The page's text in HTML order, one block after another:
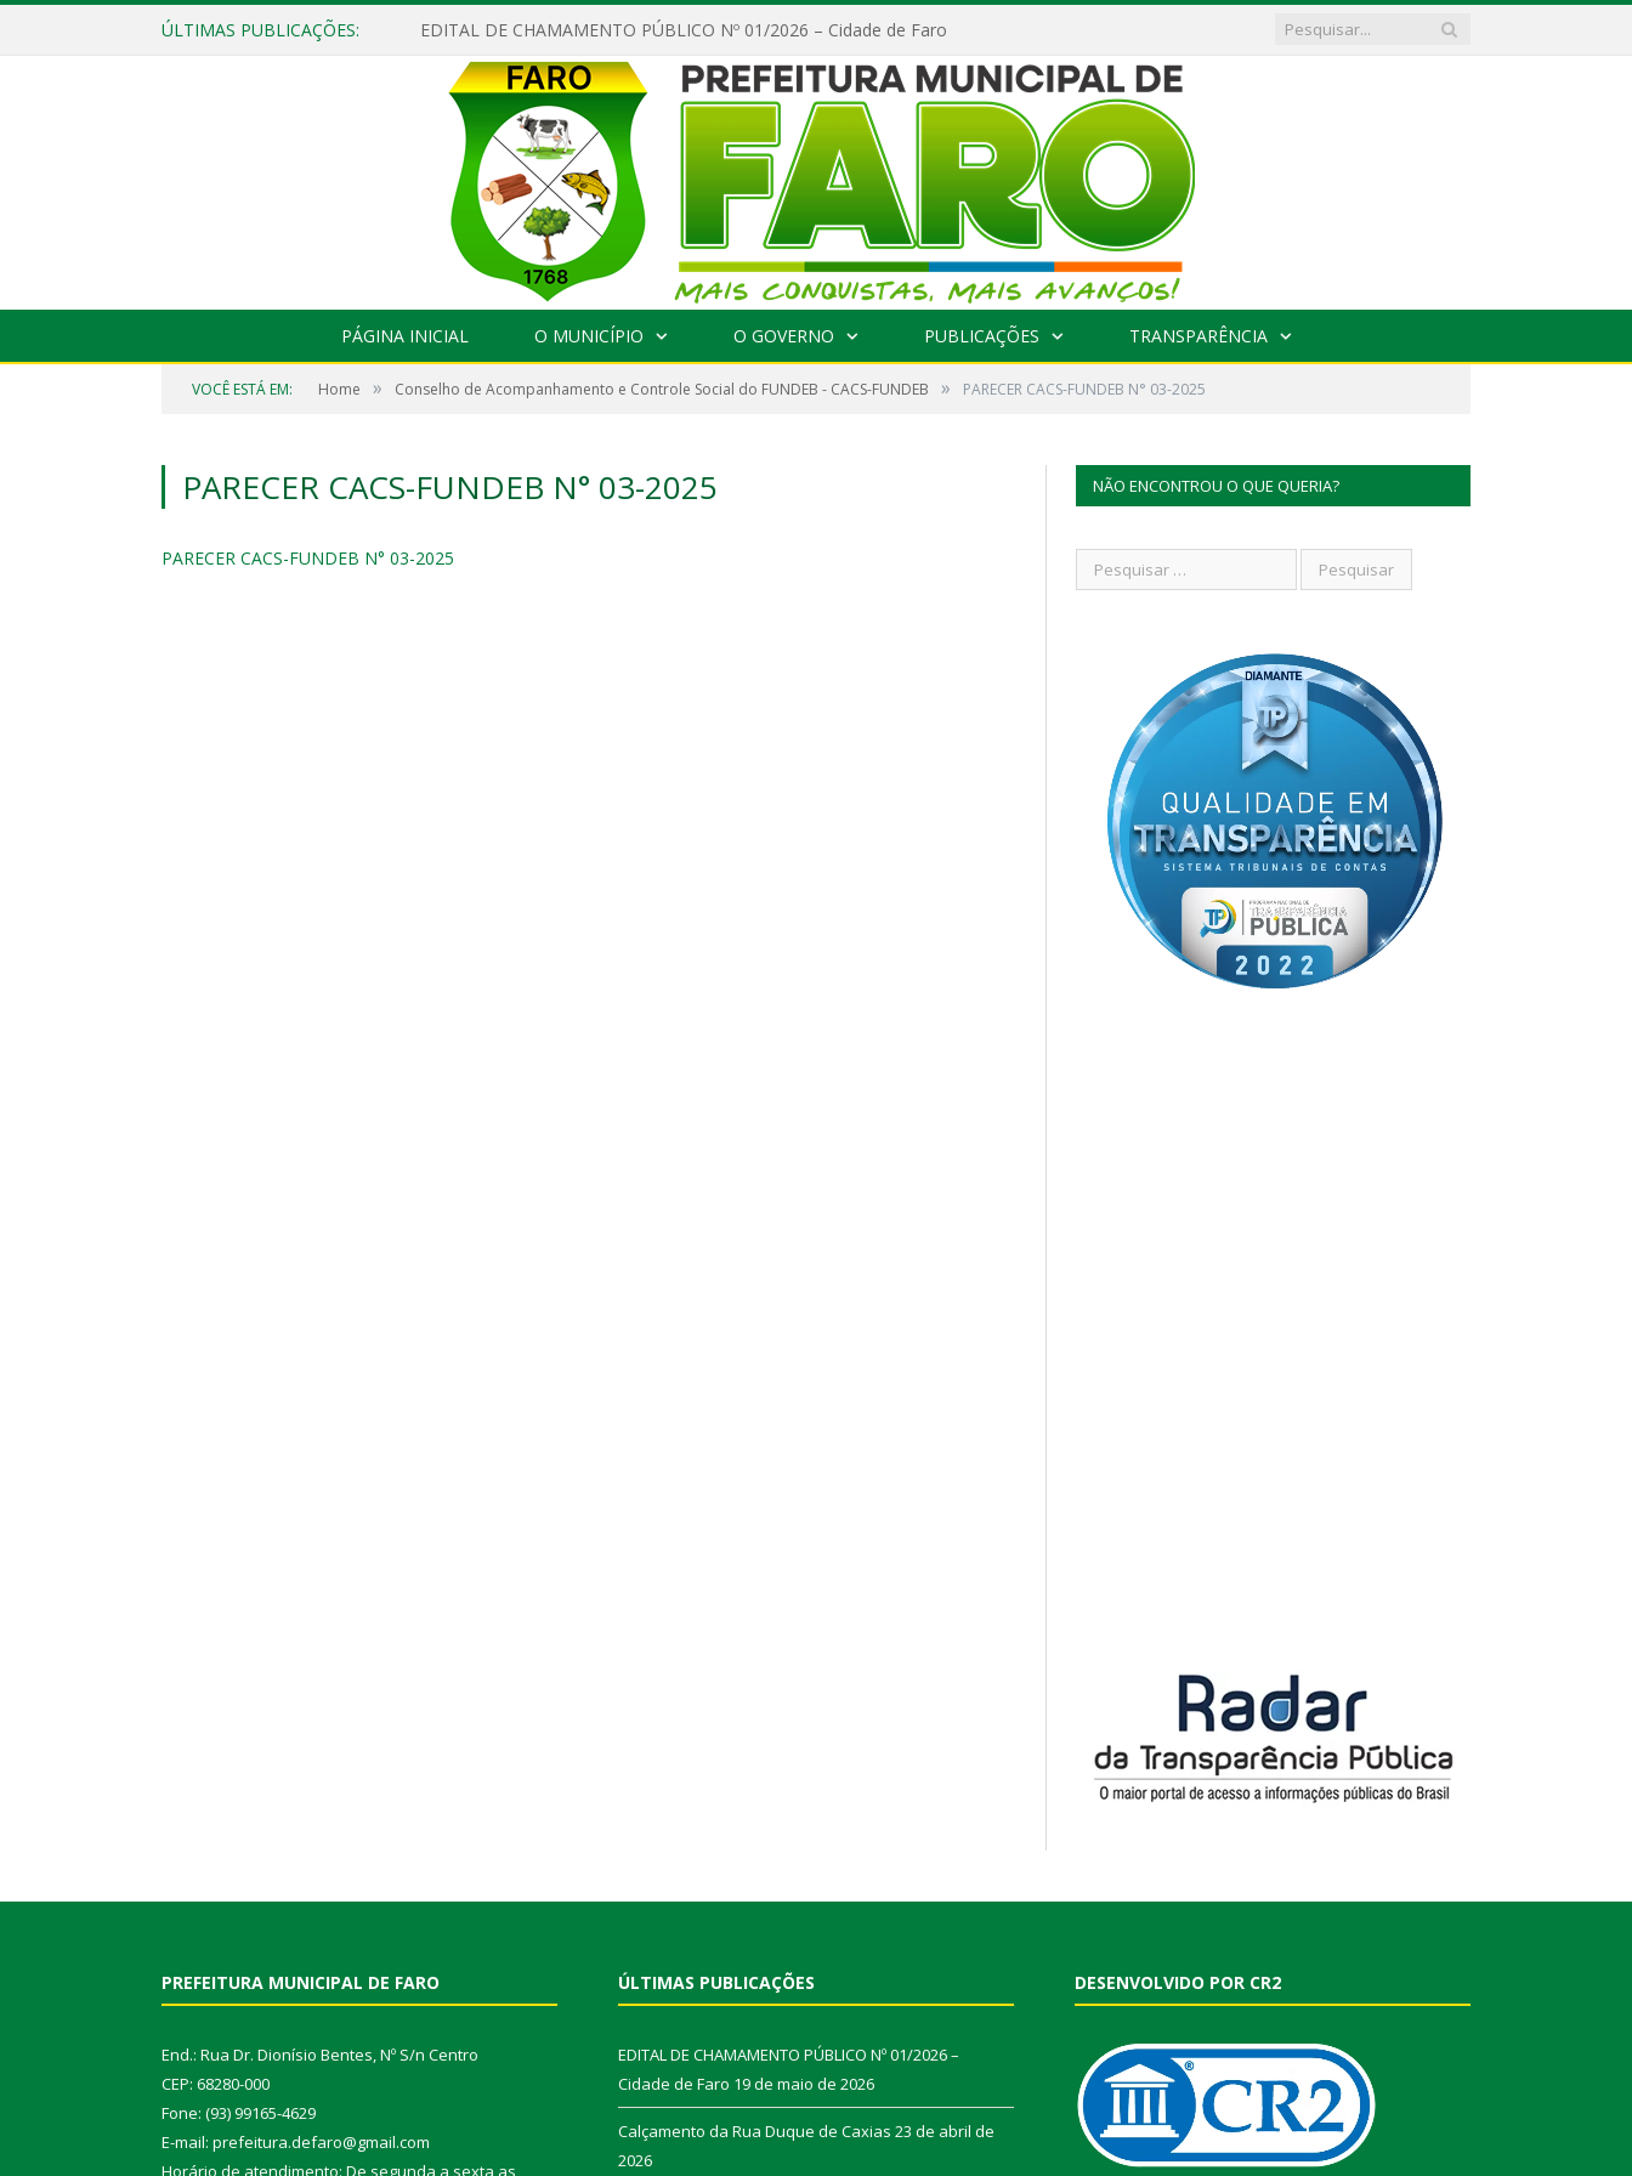
ÚLTIMAS PUBLICAÇÕES: EDITAL DE CHAMAMENTO PÚBLICO Nº 01/2026 – Cidade de Faro
PÁGINA INICIAL O MUNICÍPIO O GOVERNO PUBLICAÇÕES TRANSPARÊNCIA
VOCÊ ESTÁ EM: Home » Conselho de Acompanhamento e Controle Social do FUNDEB - CACS-FUNDEB » PARECER CACS-FUNDEB N° 03-2025
PARECER CACS-FUNDEB N° 03-2025
PARECER CACS-FUNDEB N° 03-2025
NÃO ENCONTROU O QUE QUERIA?
PREFEITURA MUNICIPAL DE FARO
End.: Rua Dr. Dionísio Bentes, Nº S/n Centro
CEP: 68280-000
Fone: (93) 99165-4629
E-mail: prefeitura.defaro@gmail.com
Horário de atendimento: De segunda a sexta as
ÚLTIMAS PUBLICAÇÕES
EDITAL DE CHAMAMENTO PÚBLICO Nº 01/2026 –
Cidade de Faro 19 de maio de 2026
Calçamento da Rua Duque de Caxias 23 de abril de
2026
DESENVOLVIDO POR CR2